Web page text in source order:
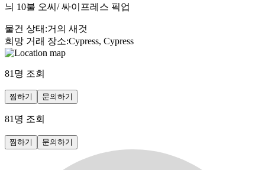
늬 10불 오씨/ 싸이프레스 픽업
물건 상태 :거의 새것
희망 거래 장소:Cypress, Cypress
81 명 조회
찜하기 문의하기
81 명 조회
찜하기 문의하기